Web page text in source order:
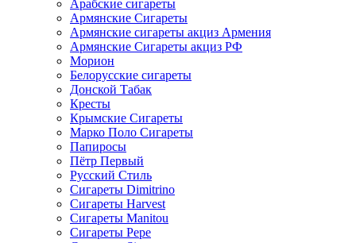
Арабские сигареты
Армянские Сигареты
Армянские сигареты акциз Армения
Армянские Сигареты акциз РФ
Морион
Белорусские сигареты
Донской Табак
Кресты
Крымские Сигареты
Марко Поло Сигареты
Папиросы
Пётр Первый
Русский Стиль
Сигареты Dimitrino
Сигареты Harvest
Сигареты Manitou
Сигареты Pepe